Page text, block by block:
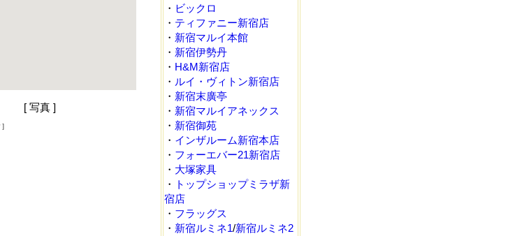
写真 ]
・ ビックロ
・ ティファニー新宿店
・ 新宿マルイ本館
・ 新宿伊勢丹
・ H&M新宿店
・ ルイ・ヴィトン新宿店
・ 新宿末廣亭
・ 新宿マルイアネックス
・ 新宿御苑
・ インザルーム新宿本店
・ フォーエバー21新宿店
・ 大塚家具
・
トップショップミラザ新
宿店
・ フラッグス
・ 新宿ルミネ1/新宿ルミネ2